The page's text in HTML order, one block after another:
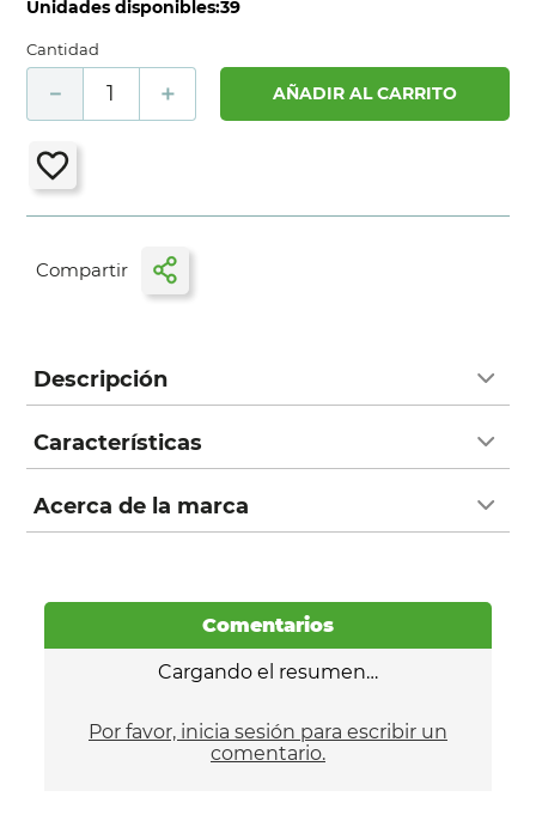
Unidades disponibles:39
Cantidad
＋
－ AÑADIR AL CARRITO
Descripción
Características
Acerca de la marca
Comentarios
Cargando el resumen…
Por favor, inicia sesión para escribir un
comentario.